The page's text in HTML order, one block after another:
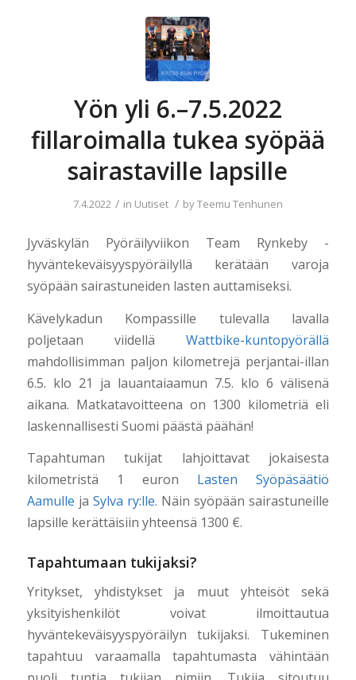
Yön yli 6.–7.5.2022
fillaroimalla tukea syöpää
sairastaville lapsille
7.4.2022 / in Uutiset / byTeemu Tenhunen
Jyväskylän Pyöräilyviikon Team Rynkeby -
hyväntekeväisyyspyöräilyllä kerätään varoja
syöpään sairastuneiden lasten auttamiseksi.
Kävelykadun Kompassille tulevalla lavalla
poljetaan viidelläWattbike-kuntopyörällä
mahdollisimman paljon kilometrejä perjantai-illan
6.5. klo 21 ja lauantaiaamun 7.5. klo 6 välisenä
aikana. Matkatavoitteena on 1300 kilometriä eli
laskennallisesti Suomi päästä päähän!
Tapahtuman tukijat lahjoittavat jokaisesta
kilometristä 1 euron Lasten Syöpäsäätiö
Aamulle ja Sylva ry:lle. Näin syöpään sairastuneille
lapsille kerättäisiin yhteensä 1300 €.
Tapahtumaan tukijaksi?
Yritykset, yhdistykset ja muut yhteisöt sekä
yksityishenkilöt voivat ilmoittautua
hyväntekeväisyyspyöräilyn tukijaksi. Tukeminen
tapahtuu varaamalla tapahtumasta vähintään